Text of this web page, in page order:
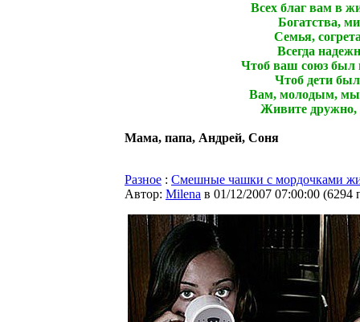
Всех благ вам в
Богатства,
Семья,
Всегда
Чтоб ваш союз был
Чтоб дети
Вам, молодым, мы
Живите дружно,
Мама, папа, Андрей, Соня
Разное : Смешные чашки c мордочками
Автор: Milena в 01/12/2007 07:00:00 (6294